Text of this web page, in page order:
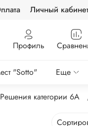
Личный
Профиль
"Sotto" Еще
Решения категории 6А